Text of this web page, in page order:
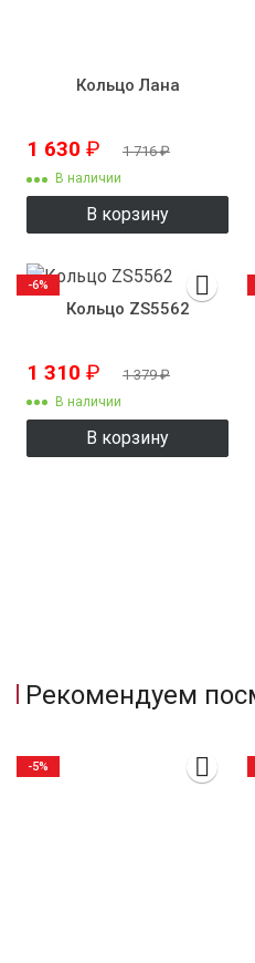
Кольцо Лана
1 630 ₽ 1 716₽
В наличии
В корзину
Кольцо ZS5562
1 310 ₽ 1 379₽
В наличии
В корзину
-6%
Рекомендуем
-5%